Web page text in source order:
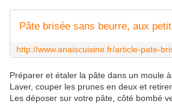
Préparer et étaler la pâte dans un moule à
Laver, couper les prunes en deux et
Les déposer sur votre pâte, côté bombé